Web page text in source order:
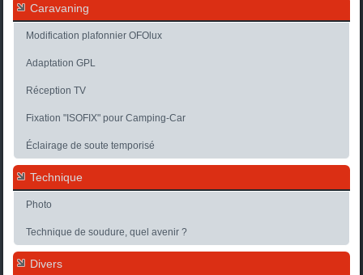
Caravaning
Modification plafonnier OFOlux
Adaptation GPL
Réception TV
Fixation "ISOFIX" pour Camping-Car
Éclairage de soute temporisé
Technique
Photo
Technique de soudure, quel avenir ?
Divers